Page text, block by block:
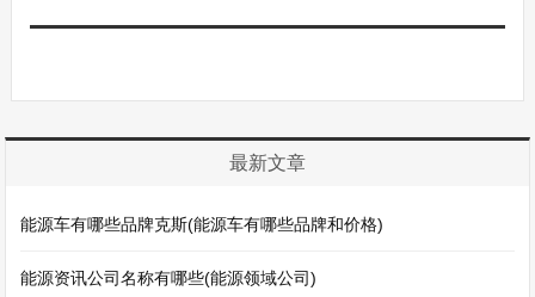
最新文章
能源车有哪些品牌克斯(能源车有哪些品牌和价格)
能源资讯公司名称有哪些(能源领域公司)